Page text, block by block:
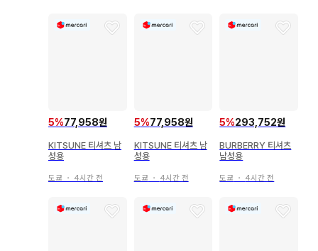
5%77,958원
KITSUNE 티셔츠 남
성용
도쿄 ・ 4시간 전
5%77,958원
KITSUNE 티셔츠 남
성용
도쿄 ・ 4시간 전
5%293,752원
BURBERRY 티셔츠
남성용
도쿄 ・ 4시간 전